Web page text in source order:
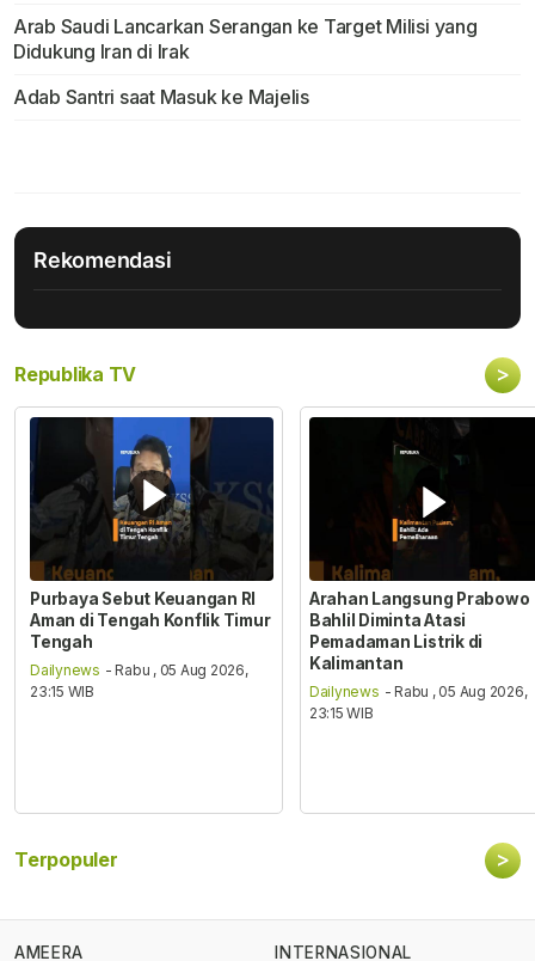
Arab Saudi Lancarkan Serangan ke Target Milisi yang
Didukung Iran di Irak
Adab Santri saat Masuk ke Majelis
Rekomendasi
Republika TV >
Purbaya Sebut Keuangan RI
Aman di Tengah Konflik Timur
Tengah
Dailynews - Rabu , 05 Aug 2026,
23:15 WIB
Arahan Langsung Prabowo
Bahlil Diminta Atasi
Pemadaman Listrik di
Kalimantan
Dailynews - Rabu , 05 Aug 2026,
23:15 WIB
Terpopuler >
AMEERA INTERNASIONAL